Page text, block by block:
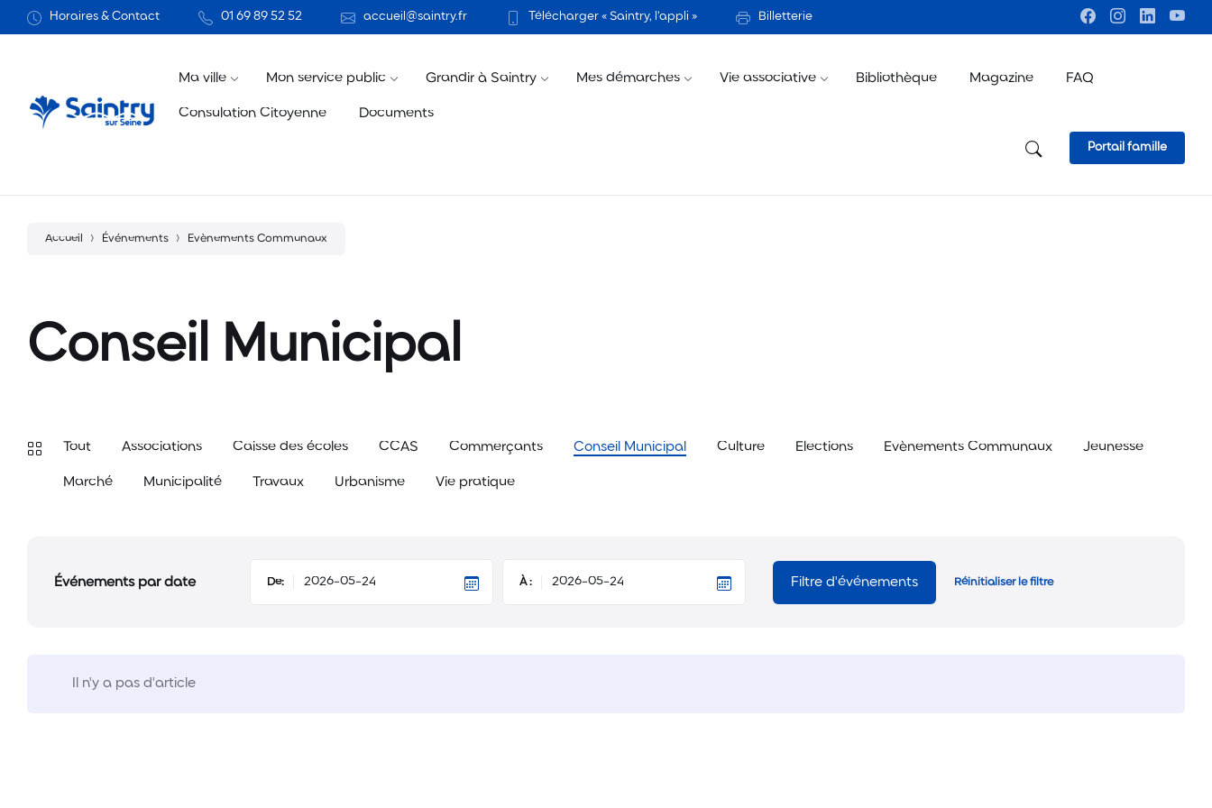
Horaires & Contact 01 69 89 52 52 accueil@saintry.fr Télécharger « Saintry, l’appli » Billetterie
Ma ville Mon service public Grandir à Saintry Mes démarches Vie associative Bibliothèque Magazine FAQ
Consulation Citoyenne Documents
Portail famille
Accueil Événements Evènements Communaux
Conseil Municipal
Tout Associations Caisse des écoles CCAS Commerçants Conseil Municipal Culture Elections Evènements Communaux Jeunesse
Marché Municipalité Travaux Urbanisme Vie pratique
Événements par date De: À : Filtre d'événements Réinitialiser le filtre
Il n'y a pas d'article